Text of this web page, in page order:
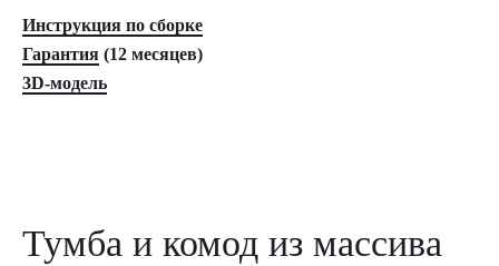
Инструкция по сборке
Гарантия (12 месяцев)
3D-модель
Тумба и комод из массива